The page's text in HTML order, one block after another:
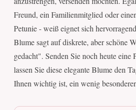
Freund, ein Familienmitglied oder
Petunie - weiß eignet sich
Blume sagt auf diskrete, aber schöne
gedacht". Senden Sie noch heute eine
lassen Sie diese elegante Blume den
Ihnen wichtig ist, ein wenig